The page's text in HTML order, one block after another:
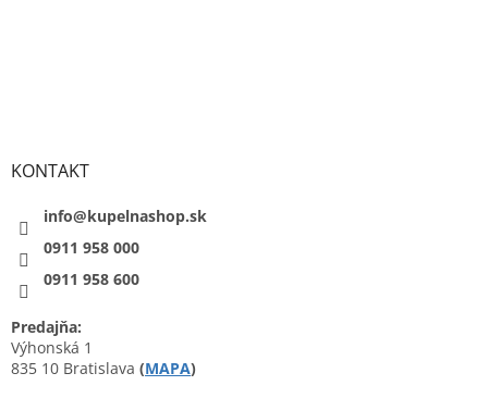
KONTAKT
info@kupelnashop.sk
0911 958 000
0911 958 600
Predajňa:
Výhonská 1
835 10 Bratislava (MAPA)